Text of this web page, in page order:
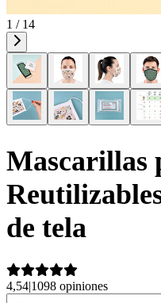
1 / 14
Mascarillas
de tela
4,54|1098 opiniones